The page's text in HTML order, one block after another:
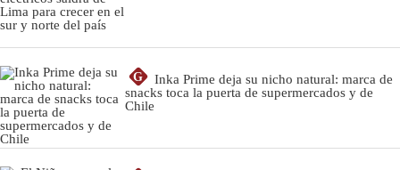
G
Inka Prime deja su nicho natural: marca de
snacks toca la puerta de supermercados y de
Chile